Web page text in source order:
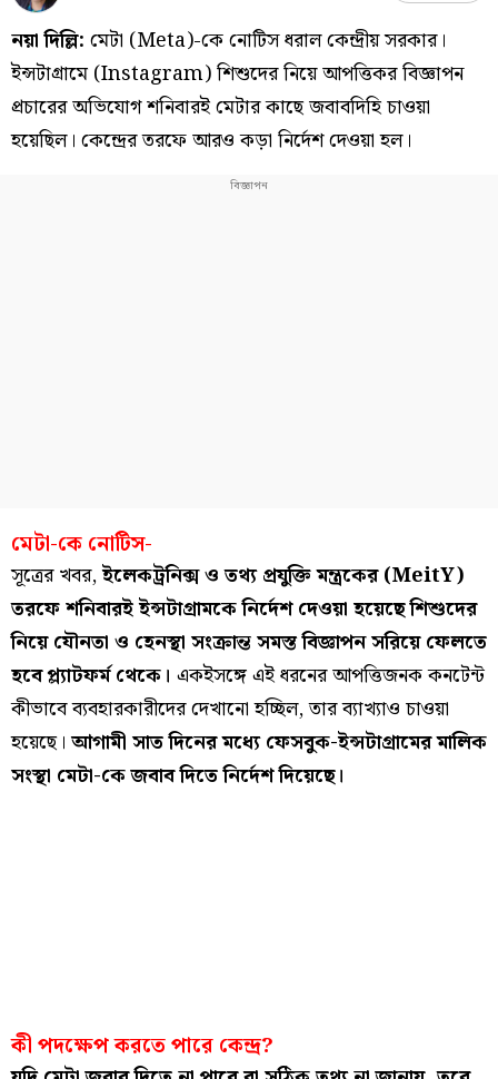
নয়া দিল্লি: মেটা (Meta)-কে নোটিস ধরাল কেন্দ্রীয় সরকার।
ইন্সটাগ্রামে (Instagram) শিশুদের নিয়ে আপত্তিকর বিজ্ঞাপন
প্রচারের অভিযোগ শনিবারই মেটার কাছে জবাবদিহি চাওয়া
হয়েছিল। কেন্দ্রের তরফে আরও কড়া নির্দেশ দেওয়া হল।
মেটা-কে নোটিস-
সূত্রের খবর,ইলেকট্রনিক্স ও তথ্য প্রযুক্তি মন্ত্রকের (MeitY)
তরফে শনিবারই ইন্সটাগ্রামকে নির্দেশ দেওয়া হয়েছে শিশুদের
নিয়ে যৌনতা ও হেনস্থা সংক্রান্ত সমস্ত বিজ্ঞাপন সরিয়ে ফেলতে
হবে প্ল্যাটফর্ম থেকে। একইসঙ্গে এই ধরনের আপত্তিজনক কনটেন্ট
কীভাবে ব্যবহারকারীদের দেখানো হচ্ছিল, তার ব্যাখ্যাও চাওয়া
হয়েছে।আগামী সাত দিনের মধ্যে ফেসবুক-ইন্সটাগ্রামের মালিক
সংস্থা মেটা-কে জবাব দিতে নির্দেশ দিয়েছে।
কী পদক্ষেপ করতে পারে কেন্দ্র?